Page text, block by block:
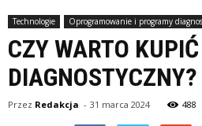
Technologie Oprogramowanie i programy
CZY WARTO
DIAGNOSTYCZNY?
Przez Redakcja - 31 marca 2024 488